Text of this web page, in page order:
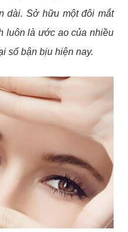
dài. Sở hữu một đôi mắt
luôn là ước ao của nhiều
số bận bịu hiện nay.